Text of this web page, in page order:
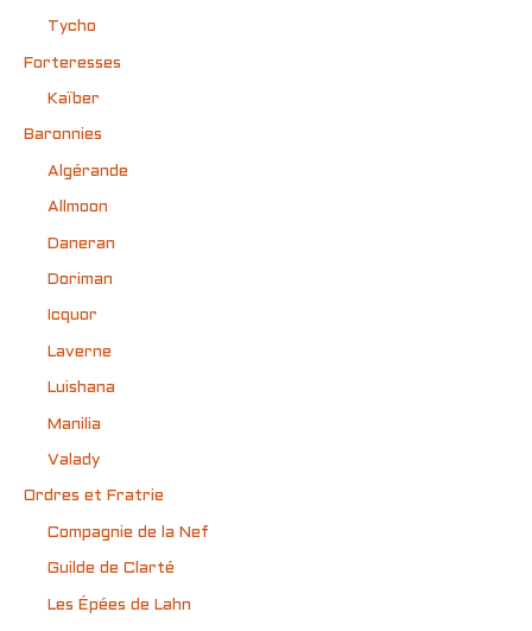
Tycho
Forteresses
Kaïber
Baronnies
Algérande
Allmoon
Daneran
Doriman
Icquor
Laverne
Luishana
Manilia
Valady
Ordres et Fratrie
Compagnie de la Nef
Guilde de Clarté
Les Épées de Lahn